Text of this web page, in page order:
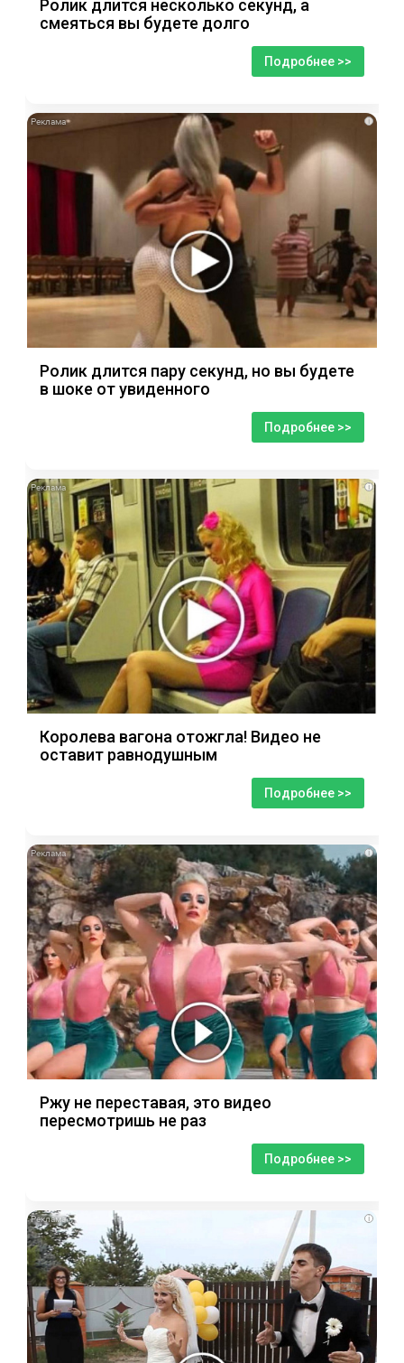
Ролик длится несколько секунд, а
смеяться вы будете долго
Подробнее >>
i
Ролик длится пару секунд, но вы будете
в шоке от увиденного
Подробнее >>
i
Королева вагона отожгла! Видео не
оставит равнодушным
Подробнее >>
i
Ржу не переставая, это видео
пересмотришь не раз
Подробнее >>
i